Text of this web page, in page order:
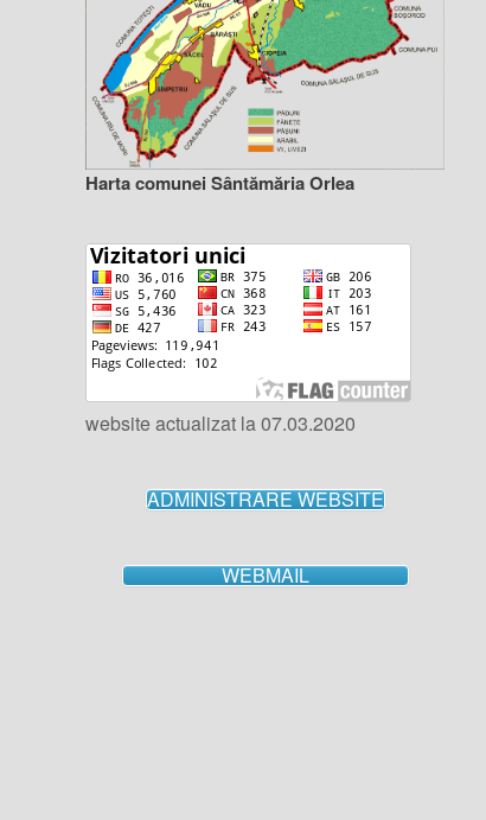
Harta comunei Sântămăria Orlea
website actualizat la 07.03.2020
ADMINISTRARE WEBSITE
WEBMAIL